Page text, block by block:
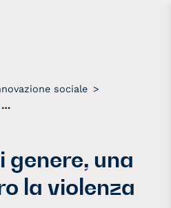
sociale >
Equilibrio di genere, una tutela contro la violenza
genere, una
la violenza